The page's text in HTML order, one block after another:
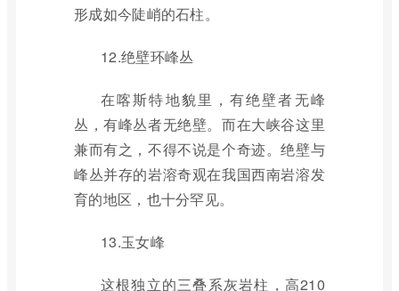
形成如今陡峭的石柱。
12.绝壁环峰丛
在喀斯特地貌里，有绝壁者无峰
丛，有峰丛者无绝壁。而在大峡谷这里
兼而有之，不得不说是个奇迹。绝壁与
峰丛并存的岩溶奇观在我国西南岩溶发
育的地区，也十分罕见。
13.玉女峰
这根独立的三叠系灰岩柱，高210